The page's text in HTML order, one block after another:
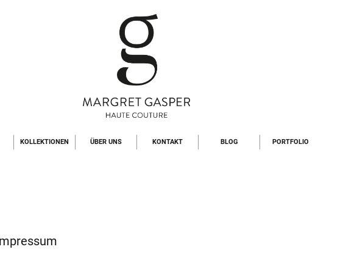
KOLLEKTIONEN ÜBER UNS KONTAKT BLOG PORTFOLIO